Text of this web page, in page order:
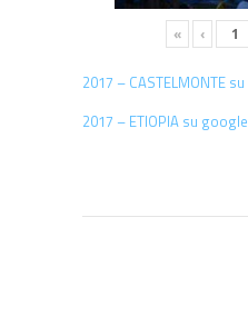
« ‹
2017 – CASTELMONTE
2017 – ETIOPIA su